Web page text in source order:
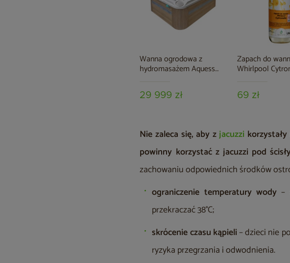
Wanna ogrodowa z
hydromasażem Aquess
Sterling White / OAK
29 999 zł
Zapach do
Whirlpool
69 zł
Nie zaleca się, aby zjacuzzi
powinny korzystać z jacuzzi pod
zachowaniu odpowiednich środków
ograniczenie temperatury wody –
przekraczać 38°C;
skrócenie czasu kąpieli– dzieci nie
ryzyka przegrzania i odwodnienia.